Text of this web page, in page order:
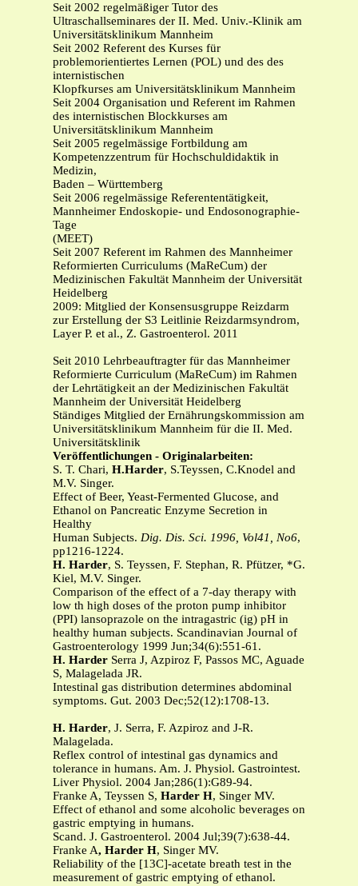
Seit 2002 regelmäßiger Tutor des
Ultraschallseminares der II. Med. Univ.-Klinik am
Universitätsklinikum Mannheim
Seit 2002 Referent des Kurses für
problemorientiertes Lernen (POL) und des des
internistischen
Klopfkurses am Universitätsklinikum Mannheim
Seit 2004 Organisation und Referent im Rahmen
des internistischen Blockkurses am
Universitätsklinikum Mannheim
Seit 2005 regelmässige Fortbildung am
Kompetenzzentrum für Hochschuldidaktik in
Medizin,
Baden – Württemberg
Seit 2006 regelmässige Referententätigkeit,
Mannheimer Endoskopie- und Endosonographie-
Tage
(MEET)
Seit 2007 Referent im Rahmen des Mannheimer
Reformierten Curriculums (MaReCum) der
Medizinischen Fakultät Mannheim der Universität
Heidelberg
2009: Mitglied der Konsensusgruppe Reizdarm
zur Erstellung der S3 Leitlinie Reizdarmsyndrom,
Layer P. et al., Z. Gastroenterol. 2011
Seit 2010 Lehrbeauftragter für das Mannheimer
Reformierte Curriculum (MaReCum) im Rahmen
der Lehrtätigkeit an der Medizinischen Fakultät
Mannheim der Universität Heidelberg
Ständiges Mitglied der Ernährungskommission am
Universitätsklinikum Mannheim für die II. Med.
Universitätsklinik
Veröffentlichungen - Originalarbeiten:
S. T. Chari, H.Harder, S.Teyssen, C.Knodel and
M.V. Singer.
Effect of Beer, Yeast-Fermented Glucose, and
Ethanol on Pancreatic Enzyme Secretion in
Healthy
Human Subjects. Dig. Dis. Sci. 1996, Vol41, No6,
pp1216-1224.
H. Harder, S. Teyssen, F. Stephan, R. Pfützer, *G.
Kiel, M.V. Singer.
Comparison of the effect of a 7-day therapy with
low th high doses of the proton pump inhibitor
(PPI) lansoprazole on the intragastric (ig) pH in
healthy human subjects. Scandinavian Journal of
Gastroenterology 1999 Jun;34(6):551-61.
H. Harder Serra J, Azpiroz F, Passos MC, Aguade
S, Malagelada JR.
Intestinal gas distribution determines abdominal
symptoms. Gut. 2003 Dec;52(12):1708-13.
H. Harder, J. Serra, F. Azpiroz and J-R.
Malagelada.
Reflex control of intestinal gas dynamics and
tolerance in humans. Am. J. Physiol. Gastrointest.
Liver Physiol. 2004 Jan;286(1):G89-94.
Franke A, Teyssen S, Harder H, Singer MV.
Effect of ethanol and some alcoholic beverages on
gastric emptying in humans.
Scand. J. Gastroenterol. 2004 Jul;39(7):638-44.
Franke A, Harder H, Singer MV.
Reliability of the [13C]-acetate breath test in the
measurement of gastric emptying of ethanol.